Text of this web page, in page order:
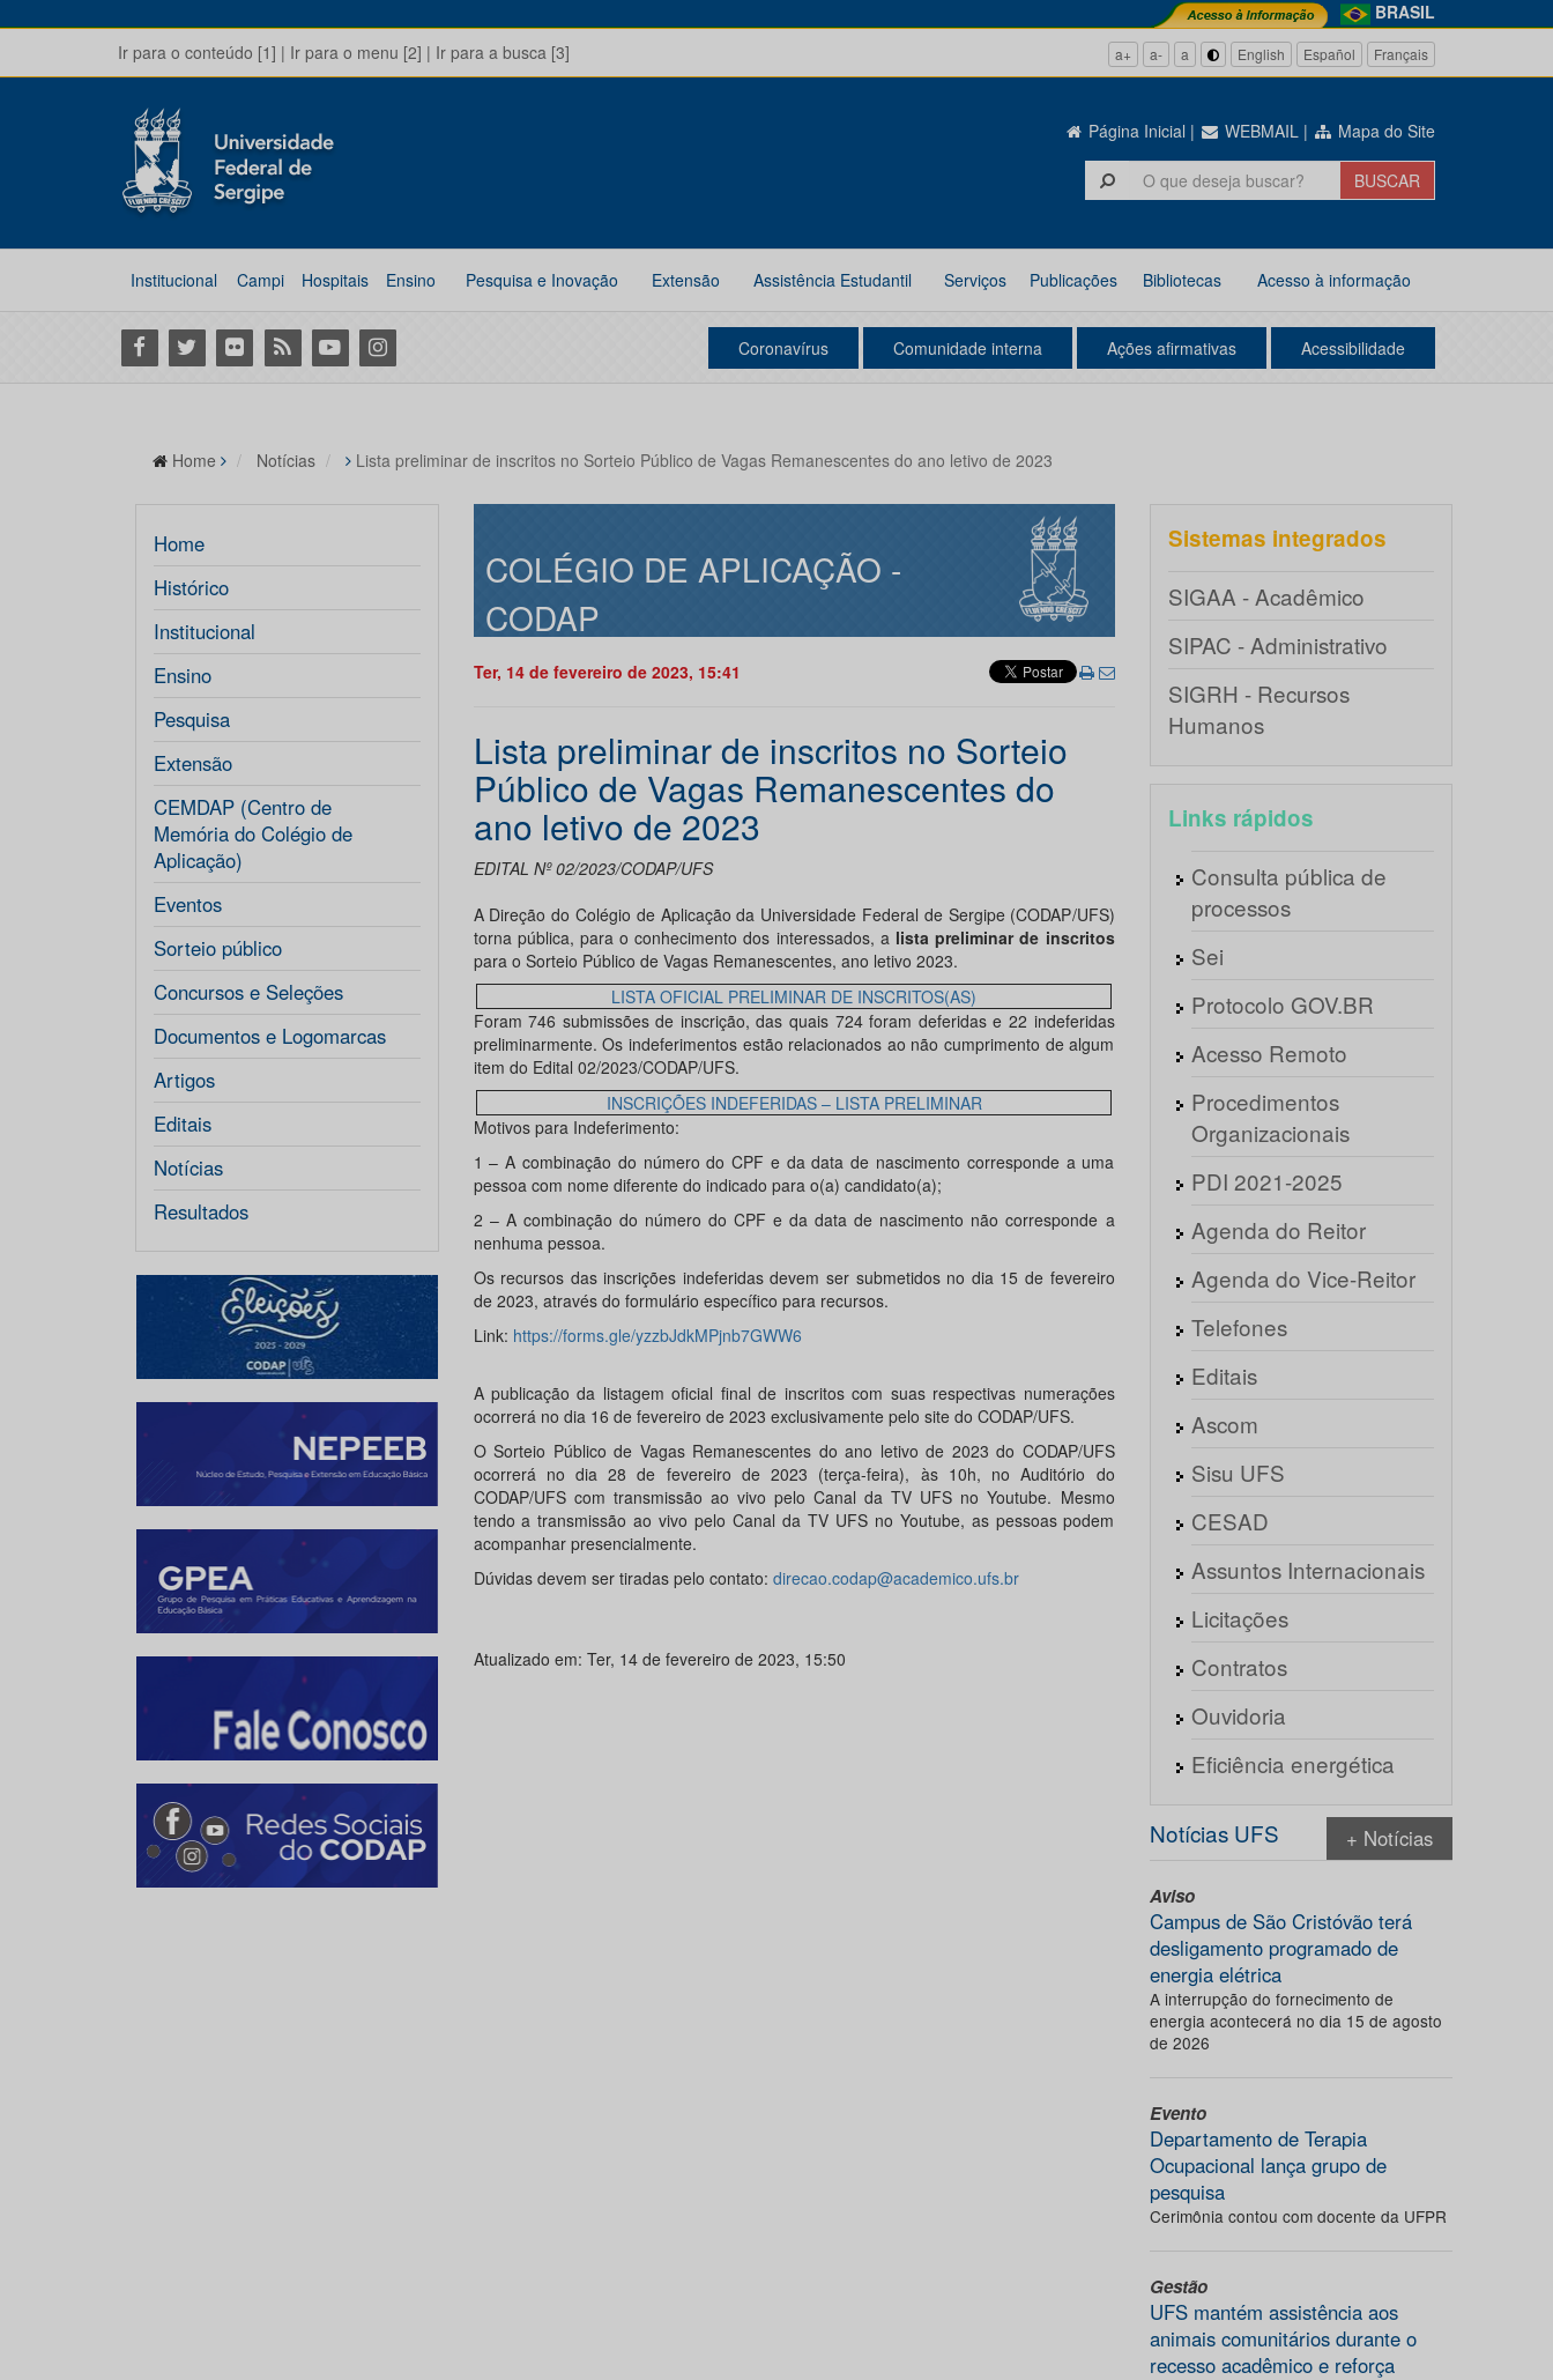
BRASIL
Ir para o conteúdo [1] | Ir para o menu [2] | Ir para a busca [3] a+ a- a English Español Français
Página Inicial | WEBMAIL | Mapa do Site
Institucional Campi Hospitais Ensino Pesquisa e Inovação Extensão Assistência Estudantil Serviços Publicações Bibliotecas Acesso à informação
Facebook
Twitter Flickr RSS YoutubeInstagram Coronavírus Comunidade interna Ações afirmativas Acessibilidade
Home Notícias Lista preliminar de inscritos no Sorteio Público de Vagas Remanescentes do ano letivo de 2023
Home
Histórico
Institucional
Ensino
Pesquisa
Extensão
CEMDAP (Centro de
Memória do Colégio de
Aplicação)
Eventos
Sorteio público
Concursos e Seleções
Documentos e Logomarcas
Artigos
Editais
Notícias
Resultados
COLÉGIO DE APLICAÇÃO -
CODAP
Ter, 14 de fevereiro de 2023, 15:41
Lista preliminar de inscritos no Sorteio
Público de Vagas Remanescentes do
ano letivo de 2023
EDITAL Nº 02/2023/CODAP/UFS
A Direção do Colégio de Aplicação da Universidade Federal de Sergipe (CODAP/UFS)
torna pública, para o conhecimento dos interessados, a lista preliminar de inscritos
para o Sorteio Público de Vagas Remanescentes, ano letivo 2023.
LISTA OFICIAL PRELIMINAR DE INSCRITOS(AS)
Foram 746 submissões de inscrição, das quais 724 foram deferidas e 22 indeferidas
preliminarmente. Os indeferimentos estão relacionados ao não cumprimento de algum
item do Edital 02/2023/CODAP/UFS.
INSCRIÇÕES INDEFERIDAS – LISTA PRELIMINAR
Motivos para Indeferimento:
1 – A combinação do número do CPF e da data de nascimento corresponde a uma
pessoa com nome diferente do indicado para o(a) candidato(a);
2 – A combinação do número do CPF e da data de nascimento não corresponde a
nenhuma pessoa.
Os recursos das inscrições indeferidas devem ser submetidos no dia 15 de fevereiro
de 2023, através do formulário específico para recursos.
Link: https://forms.gle/yzzbJdkMPjnb7GWW6
A publicação da listagem oficial final de inscritos com suas respectivas numerações
ocorrerá no dia 16 de fevereiro de 2023 exclusivamente pelo site do CODAP/UFS.
O Sorteio Público de Vagas Remanescentes do ano letivo de 2023 do CODAP/UFS
ocorrerá no dia 28 de fevereiro de 2023 (terça-feira), às 10h, no Auditório do
CODAP/UFS com transmissão ao vivo pelo Canal da TV UFS no Youtube. Mesmo
tendo a transmissão ao vivo pelo Canal da TV UFS no Youtube, as pessoas podem
acompanhar presencialmente.
Dúvidas devem ser tiradas pelo contato: direcao.codap@academico.ufs.br
Atualizado em: Ter, 14 de fevereiro de 2023, 15:50
Sistemas integrados
SIGAA - Acadêmico
SIPAC - Administrativo
SIGRH - Recursos
Humanos
Links rápidos
Consulta pública de
processos
Sei
Protocolo GOV.BR
Acesso Remoto
Procedimentos
Organizacionais
PDI 2021-2025
Agenda do Reitor
Agenda do Vice-Reitor
Telefones
Editais
Ascom
Sisu UFS
CESAD
Assuntos Internacionais
Licitações
Contratos
Ouvidoria
Eficiência energética
Notícias UFS + Notícias
Aviso
Campus de São Cristóvão terá
desligamento programado de
energia elétrica
A interrupção do fornecimento de
energia acontecerá no dia 15 de agosto
de 2026
Evento
Departamento de Terapia
Ocupacional lança grupo de
pesquisa
Cerimônia contou com docente da UFPR
Gestão
UFS mantém assistência aos
animais comunitários durante o
recesso acadêmico e reforça